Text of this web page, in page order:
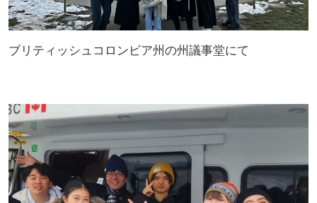
ブリティッシュコロンビア州の州議事堂にて